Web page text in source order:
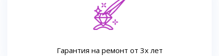
Гарантия на ремонт от 3х лет